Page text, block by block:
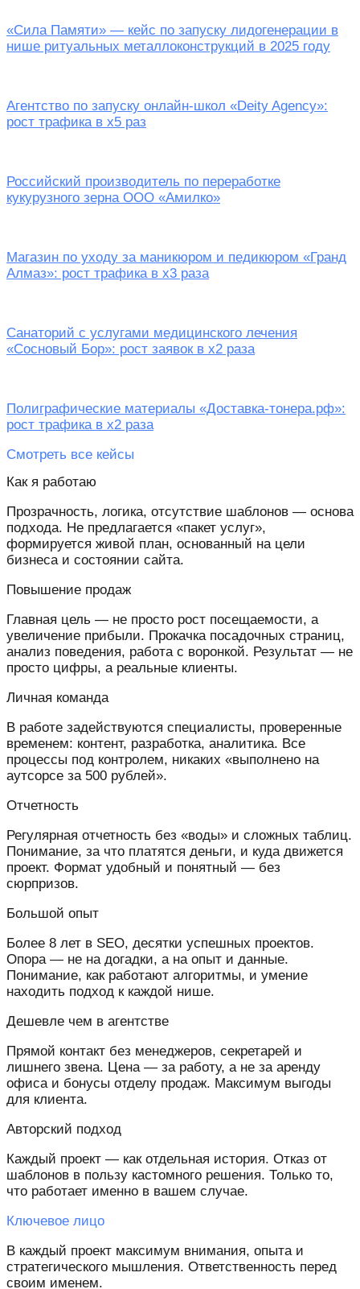
«Сила Памяти» — кейс по запуску лидогенерации в
нише ритуальных металлоконструкций в 2025 году
Агентство по запуску онлайн-школ «Deity Agency»:
рост трафика в х5 раз
Российский производитель по переработке
кукурузного зерна ООО «Амилко»
Магазин по уходу за маникюром и педикюром «Гранд
Алмаз»: рост трафика в х3 раза
Санаторий c услугами медицинского лечения
«Сосновый Бор»: рост заявок в х2 раза
Полиграфические материалы «Доставка-тонера.рф»:
рост трафика в х2 раза
Смотреть все кейсы
Как я работаю
Прозрачность, логика, отсутствие шаблонов — основа
подхода. Не предлагается «пакет услуг»,
формируется живой план, основанный на цели
бизнеса и состоянии сайта.
Повышение продаж
Главная цель — не просто рост посещаемости, а
увеличение прибыли. Прокачка посадочных страниц,
анализ поведения, работа с воронкой. Результат — не
просто цифры, а реальные клиенты.
Личная команда
В работе задействуются специалисты, проверенные
временем: контент, разработка, аналитика. Все
процессы под контролем, никаких «выполнено на
аутсорсе за 500 рублей».
Отчетность
Регулярная отчетность без «воды» и сложных таблиц.
Понимание, за что платятся деньги, и куда движется
проект. Формат удобный и понятный — без
сюрпризов.
Большой опыт
Более 8 лет в SEO, десятки успешных проектов.
Опора — не на догадки, а на опыт и данные.
Понимание, как работают алгоритмы, и умение
находить подход к каждой нише.
Дешевле чем в агентстве
Прямой контакт без менеджеров, секретарей и
лишнего звена. Цена — за работу, а не за аренду
офиса и бонусы отделу продаж. Максимум выгоды
для клиента.
Авторский подход
Каждый проект — как отдельная история. Отказ от
шаблонов в пользу кастомного решения. Только то,
что работает именно в вашем случае.
Ключевое лицо
В каждый проект максимум внимания, опыта и
стратегического мышления. Ответственность перед
своим именем.